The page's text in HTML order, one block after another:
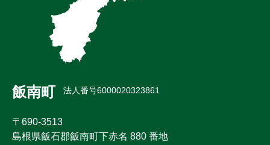
飯南町 法人番号6000020323861
〒690-3513
島根県飯石郡飯南町下赤名 880 番地